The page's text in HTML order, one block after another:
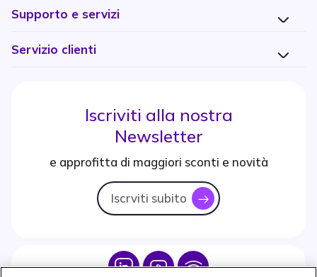
Supporto e servizi
Servizio clienti
Iscriviti alla nostra
Newsletter
e approfitta di maggiori sconti e novità
Iscrviti subito icon
Icon IconIcon